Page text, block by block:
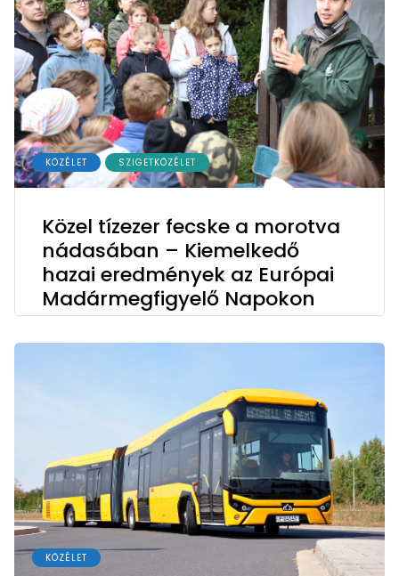
KÖZÉLET SZIGETKÖZÉLET
Közel tízezer fecske a morotva
nádasában – Kiemelkedő
hazai eredmények az Európai
Madármegfigyelő Napokon
KÖZÉLET